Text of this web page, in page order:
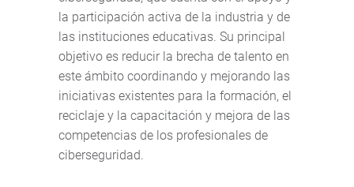
la participación activa de la industria y de
las instituciones educativas. Su principal
objetivo es reducir la brecha de talento en
este ámbito coordinando y mejorando las
iniciativas existentes para la formación, el
reciclaje y la capacitación y mejora de las
competencias de los profesionales de
ciberseguridad.